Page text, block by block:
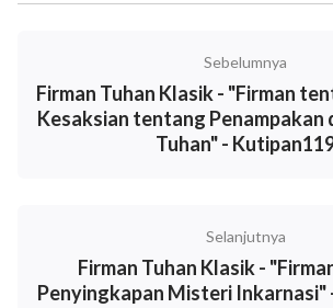
Sebelumnya
Firman Tuhan Klasik - "Firman
Kesaksian tentang Penampakan
Tuhan" -
Selanjutnya
Firman Tuhan Klasik -
Penyingkapan Misteri Inkarnasi"